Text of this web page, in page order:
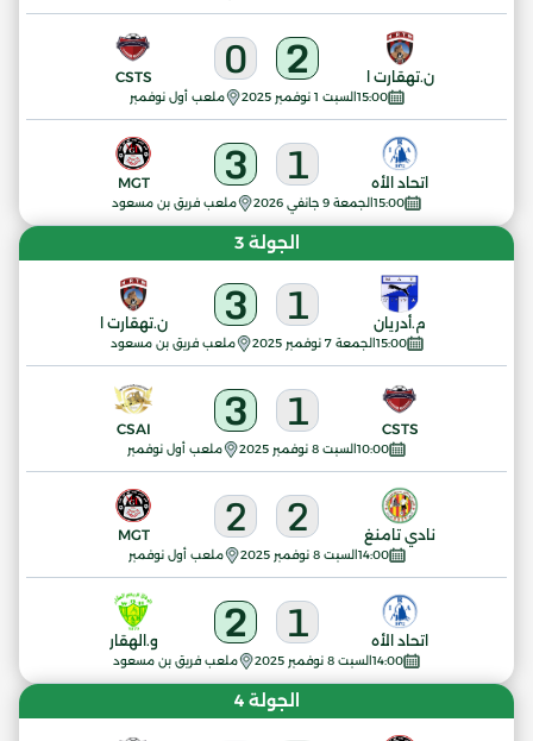
15:00السبت 1 نوفمبر 2025 ملعب أول نوفمبر
ن.تهقارت ا 2
0
CSTS
15:00الجمعة 9 جانفي 2026 ملعب فريق بن مسعود
اتحاد الأه 1
3
MGT
الجولة 3
15:00الجمعة 7 نوفمبر 2025 ملعب فريق بن مسعود
م.أدريان 1
3 ن.تهقارت ا
10:00السبت 8 نوفمبر 2025 ملعب أول نوفمبر
CSTS
1
3
CSAI
14:00السبت 8 نوفمبر 2025 ملعب أول نوفمبر
نادي تامنغ 2
2
MGT
14:00السبت 8 نوفمبر 2025 ملعب فريق بن مسعود
اتحاد الأه 1
2 و.الهقار
الجولة 4